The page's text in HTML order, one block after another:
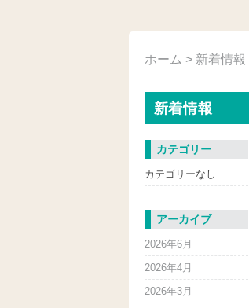
ホーム > 新着情報
新着情報
カテゴリー
カテゴリーなし
アーカイブ
2026年6月
2026年4月
2026年3月